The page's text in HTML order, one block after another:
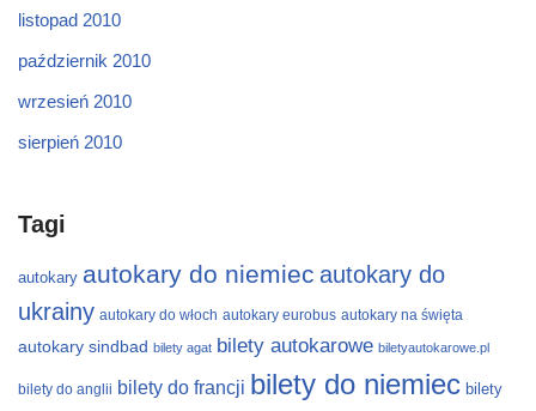
listopad 2010
październik 2010
wrzesień 2010
sierpień 2010
Tagi
autokary autokary do niemiec autokary do
ukrainy autokary do włoch autokary eurobus autokary na święta
autokary sindbad bilety agat bilety autokarowe biletyautokarowe.pl
bilety do anglii bilety do francji bilety do niemiec bilety